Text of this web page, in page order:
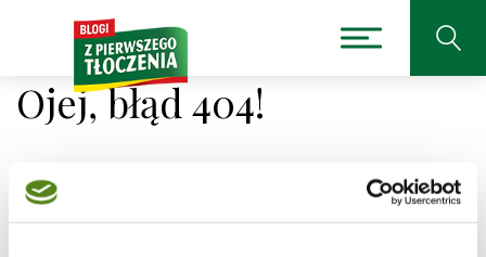
Ojej, błąd 404!